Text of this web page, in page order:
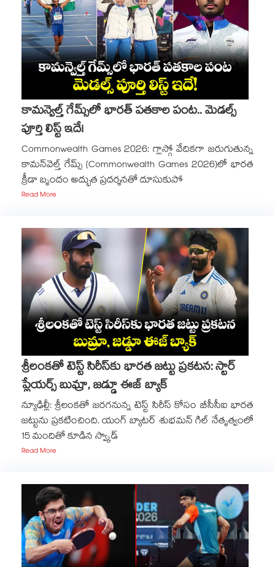
కామన్వెల్త్ గేమ్స్‌లో భారత్ పతకాల పంట.. మెడల్స్
పూర్తి లిస్ట్ ఇదే!
Commonwealth Games 2026: గ్లాస్గో వేదికగా జరుగుతున్న
కామన్‌వెల్త్ గేమ్స్ (Commonwealth Games 2026)లో భారత
క్రీడా బృందం అద్భుత ప్రదర్శనతో దూసుకుపో
Read More
శ్రీలంకతో టెస్ట్ సిరీస్‎కు భారత జట్టు ప్రకటన: స్టార్
ప్లేయర్స్ బుమ్రా, జడ్డూ ఈజ్ బ్యాక్
న్యూఢిల్లీ: శ్రీలంకతో జరగనున్న టెస్ట్ సిరీస్ కోసం బీసీసీఐ భారత
జట్టును ప్రకటించింది. యంగ్ బ్యాటర్ శుభమన్ గిల్ నేతృత్వంలో
Read More